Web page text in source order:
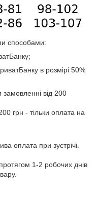
способами:
в розмірі 50%
від 200
грн - тільки оплата на
оплата при зустрічі.
1-2 робочих днів